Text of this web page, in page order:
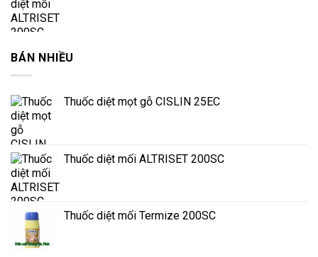
BÁN NHIỀU
Thuốc diệt mọt gỗ CISLIN 25EC
Thuốc diệt mối ALTRISET 200SC
Thuốc diệt mối Termize 200SC